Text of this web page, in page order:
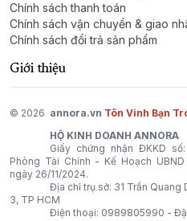
Chính sách thanh toán
Chính sách vận chuyển & giao
Chính sách đổi trả sản phẩm
Giới thiệu
© 2026 annora.vn Tôn Vinh Bạn
HỘ KINH DOANH ANNORA
Giấy chứng nhận ĐKKD
Phòng Tài Chính - Kế Hoạch
ngày 26/11/2024.
Địa chỉ trụ sở: 31 Trần Quang
3, TP HCM
Điện thoại: 0989805990 -